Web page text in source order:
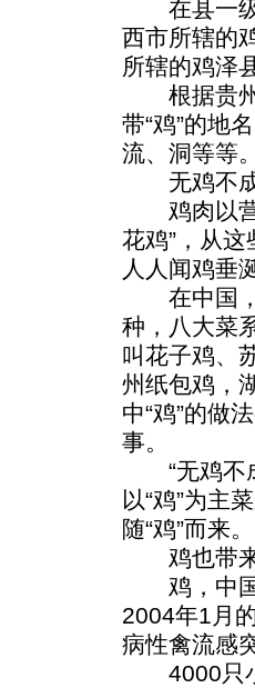
在县一级
西市所辖的
所辖的鸡泽
根据贵州
带“鸡”的地
流、洞等等。
无鸡不
鸡肉以营
花鸡”，从
人人闻鸡垂
在中国，
种，八大菜
叫花子鸡、
州纸包鸡，
中“鸡”的做
事。
“无鸡不成
以“鸡”为主
随“鸡”而来。
鸡也带
鸡，中国
2004年1月
病性禽流感
4000只小